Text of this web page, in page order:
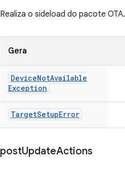
Realiza o sideload do pacote OTA.
Gera
DeviceNotAvailable
Exception
TargetSetupError
postUpdateActions